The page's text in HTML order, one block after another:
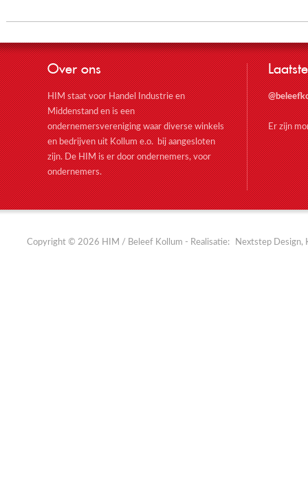
Over ons
HIM staat voor Handel Industrie en
Middenstand en is een
ondernemersvereniging waar diverse winkels
en bedrijven uit Kollum e.o. bij aangesloten
zijn. De HIM is er door ondernemers, voor
ondernemers.
Er zijn
Copyright © 2026 HIM / Beleef Kollum - Realisatie: Nextstep Design,